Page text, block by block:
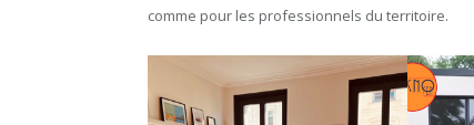
comme pour les professionnels du territoire.